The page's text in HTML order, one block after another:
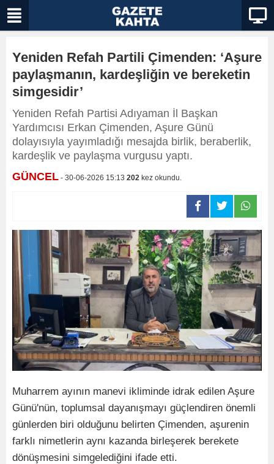
Yeniden Refah Partili Çimenden: ‘Aşure
paylaşmanın, kardeşliğin ve bereketin
simgesidir’
Yeniden Refah Partisi Adıyaman İl Başkan
Yardımcısı Erkan Çimenden, Aşure Günü
dolayısıyla yayımladığı mesajda birlik, beraberlik,
kardeşlik ve paylaşma vurgusu yaptı.
GÜNCEL - 30-06-2026 15:13 202 kez okundu.
Muharrem ayının manevi ikliminde idrak edilen Aşure
Günü'nün, toplumsal dayanışmayı güçlendiren önemli
günlerden biri olduğunu belirten Çimenden, aşurenin
farklı nimetlerin aynı kazanda birleşerek berekete
dönüşmesini simgelediğini ifade etti.